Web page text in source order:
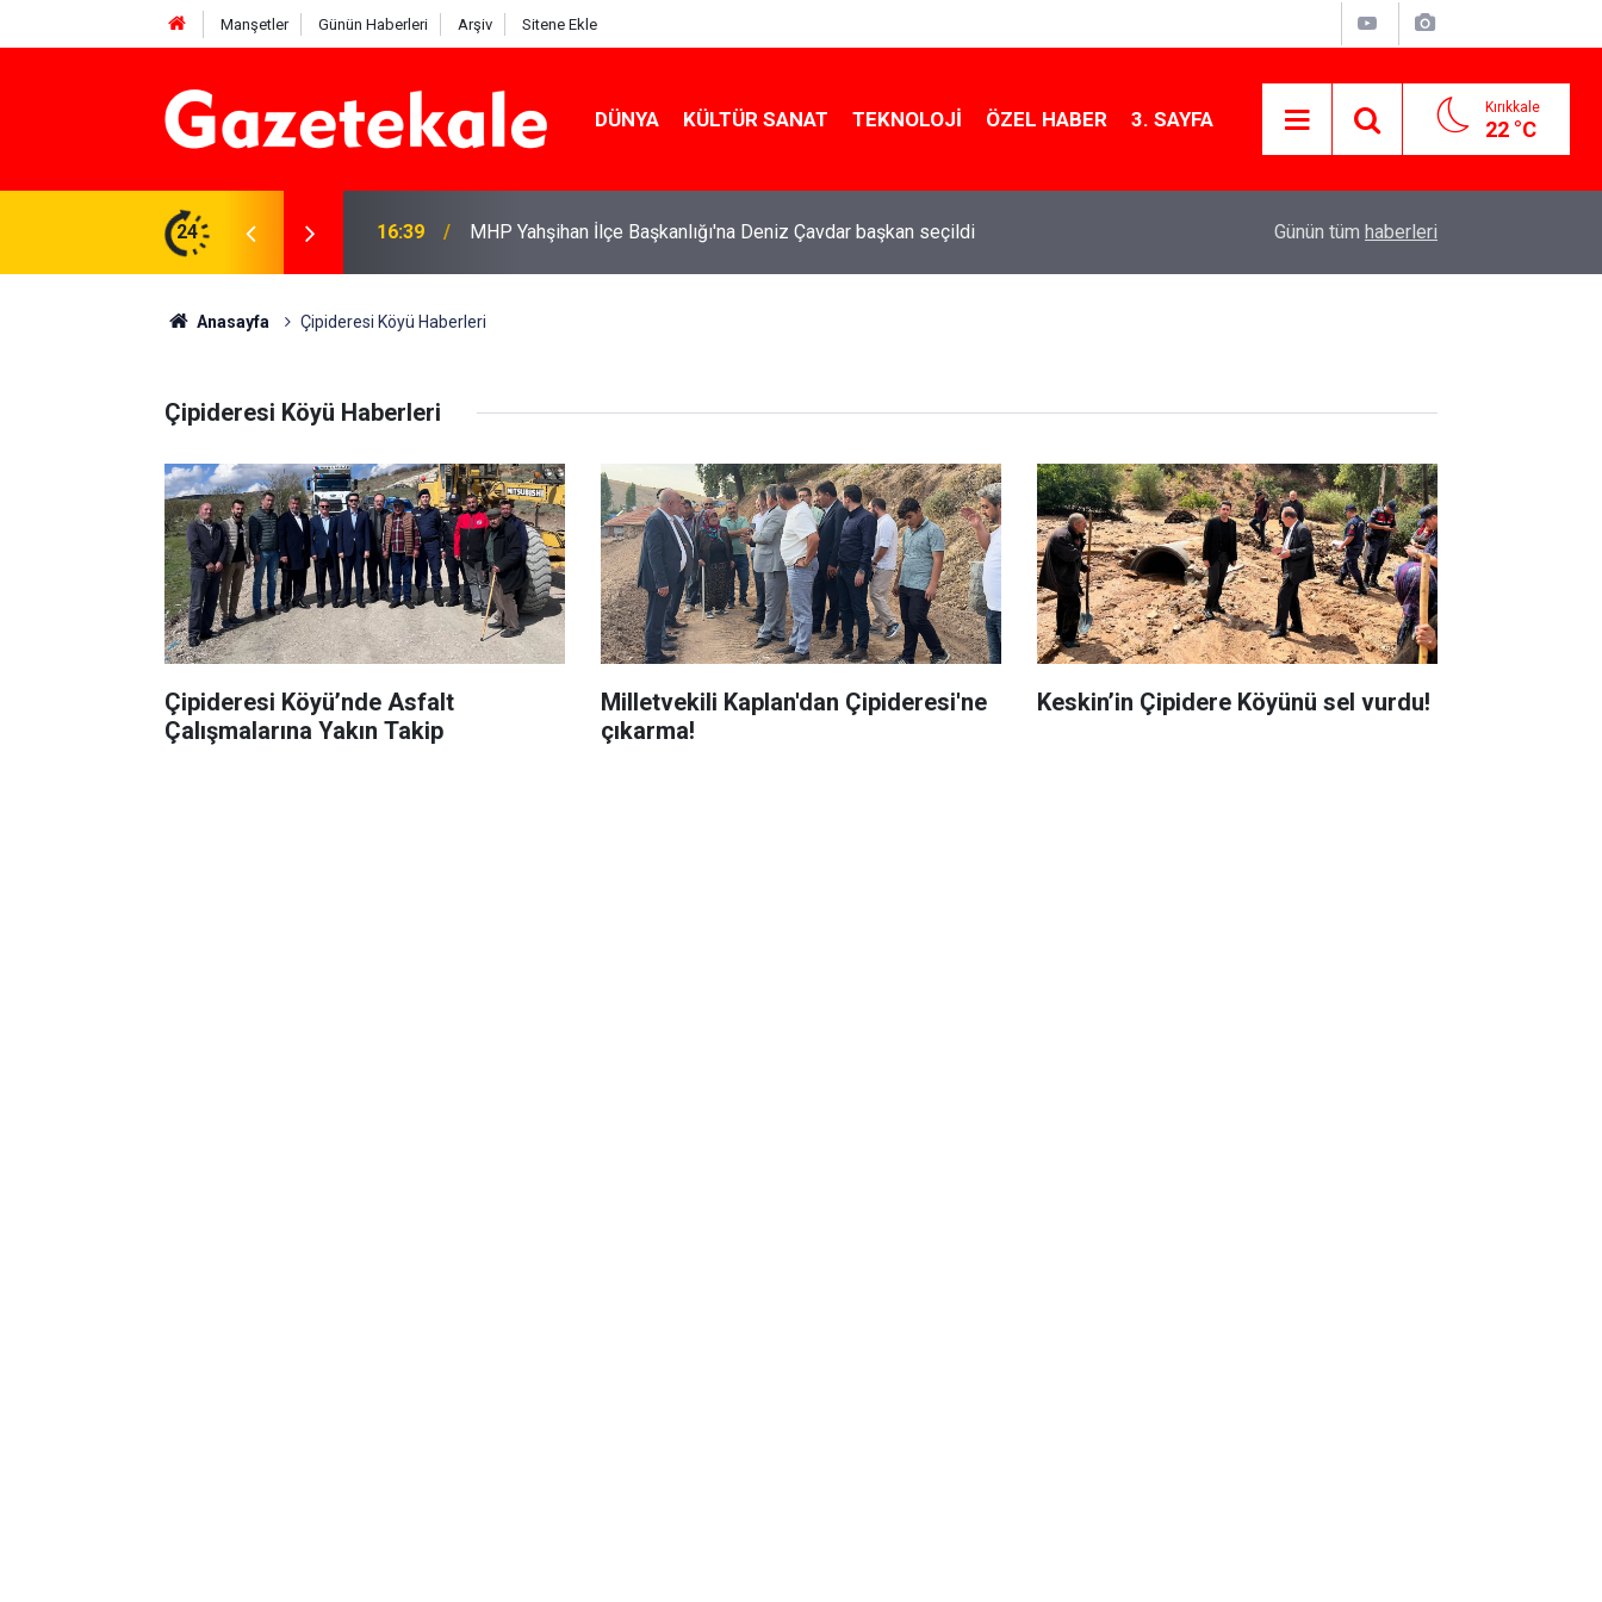
Manşetler Günün Haberleri Arşiv Sitene Ekle
DÜNYA KÜLTÜR SANAT TEKNOLOJI ÖZEL HABER 3. SAYFA Kırıkkale
22 °C
24 16:39 MHP Yahşihan İlçe Başkanlığı'na Deniz Çavdar başkan seçildi Kırıkkale yakınlarında doğanın büyüleyici
Günün tüm haberleri
Anasayfa Çipideresi Köyü Haberleri
Çipideresi Köyü Haberleri
Çipideresi Köyü’nde Asfalt
Çalışmalarına Yakın Takip
Milletvekili Kaplan'dan Çipideresi'ne
çıkarma!
Keskin’in Çipidere Köyünü sel vurdu!